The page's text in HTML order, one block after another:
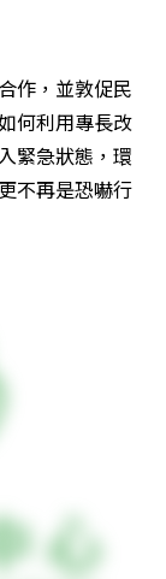
作，並敦促民
何利用專長改
緊急狀態，環
不再是恐嚇行